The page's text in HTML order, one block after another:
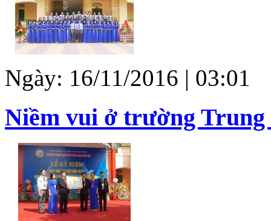
Ngày: 16/11/2016 | 03:01
Niềm vui ở trường